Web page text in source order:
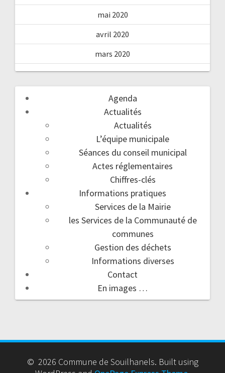
mai 2020
avril 2020
mars 2020
Agenda
Actualités
Actualités
L’équipe municipale
Séances du conseil municipal
Actes réglementaires
Chiffres-clés
Informations pratiques
Services de la Mairie
les Services de la Communauté de
communes
Gestion des déchets
Informations diverses
Contact
En images …
© 2026 Commune de Souilhanels. Built using